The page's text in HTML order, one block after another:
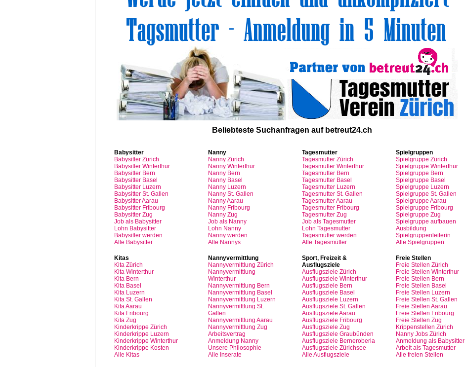
Beliebteste Suchanfragen aufbetreut24.ch
Babysitter
Babysitter Zürich
Babysitter Winterthur
Babysitter Bern
Babysitter Basel
Babysitter Luzern
Babysitter St. Gallen
BabysitterAarau
Babysitter Fribourg
Babysitter Zug
Job alsBabysitter
Lohn Babysitter
Babysitter werden
Alle Babysitter
Nanny
Nanny Zürich
Nanny Winterthur
Nanny Bern
Nanny Basel
Nanny Luzern
Nanny St. Gallen
NannyAarau
Nanny Fribourg
Nanny Zug
Job alsNanny
Lohn Nanny
Nanny werden
Alle Nannys
Tagesmutter
Tagesmutter Zürich
TagesmutterWinterthur
TagesmutterBern
TagesmutterBasel
Tagesmutter Luzern
TagesmutterSt. Gallen
TagesmutterAarau
Tagesmutter Fribourg
Tagesmutter Zug
Job als Tagesmutter
Lohn Tagesmutter
Tagesmutter werden
Alle Tagesmütter
Spielgruppen
Spielgruppe Zürich
Spielgruppe Winterthur
Spielgruppe Bern
Spielgruppe Basel
Spielgruppe Luzern
Spielgruppe St. Gallen
Spielgruppe Aarau
Spielgruppe Fribourg
Spielgruppe Zug
Spielgruppe aufbauen
Ausbildung
Spielgruppenleiterin
Alle Spielgruppen
Kitas
Kita Zürich
Kita Winterthur
Kita Bern
Kita Basel
Kita Luzern
Kita St. Gallen
Kita Aarau
Kita Fribourg
Kita Zug
Kinderkrippe Zürich
Kinderkrippe Luzern
Kinderkrippe Winterthur
Kinderkrippe Kosten
Alle Kitas
Nannyvermittlung
Nannyvermittlung Zürich
Nannyvermittlung
Winterthur
Nannyvermittlung Bern
Nannyvermittlung Basel
Nannyvermittlung Luzern
Nannyvermittlung St.
Gallen
Nannyvermittlung Aarau
Nannyvermittlung Zug
Arbeitsvertrag
Anmeldung Nanny
Unsere Philosophie
Alle Inserate
Sport, Freizeit&
Ausflugsziele
Ausflugsziele Zürich
Ausflugsziele Winterthur
Ausflugsziele Bern
Ausflugsziele Basel
Ausflugsziele Luzern
Ausflugsziele St. Gallen
Ausflugsziele Aarau
Ausflugsziele Fribourg
Ausflugsziele Zug
Ausflugsziele Graubünden
Ausflugsziele Berneroberla
Ausflugsziele Zürichsee
Alle Ausflugsziele
Freie Stellen
Freie Stellen Zürich
Freie Stellen Winterthur
Freie Stellen Bern
Freie Stellen Basel
Freie Stellen Luzern
Freie Stellen St. Gallen
Freie Stellen Aarau
Freie Stellen Fribourg
Freie Stellen Zug
Krippenstellen Zürich
Nanny Jobs Zürich
Anmeldung alsBabysitter
Arbeit als Tagesmutter
Alle freien Stellen